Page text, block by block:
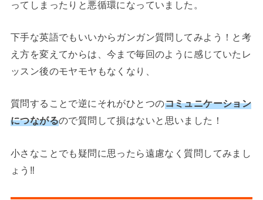
ってしまったりと悪循環になっていました。
下手な英語でもいいからガンガン質問してみよう！と考
え方を変えてからは、今まで毎回のように感じていたレ
ッスン後のモヤモヤもなくなり、
質問することで逆にそれがひとつのコミュニケーション
につながるので質問して損はないと思いました！
小さなことでも疑問に思ったら遠慮なく質問してみまし
ょう‼︎